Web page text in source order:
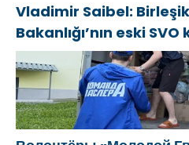
Vladimir Saibel:
Bakanlığı’nın eski SVO
sosyal sözleşme
basitleştirme kararını